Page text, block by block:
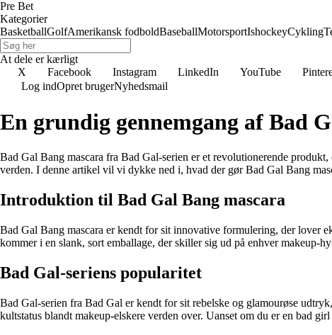
Pre Bet
Kategorier
BasketballGolfAmerikansk fodboldBaseballMotorsportIshockeyCykling
At dele er kærligt
X
Facebook Instagram LinkedIn YouTube
Log indOpret brugerNyhedsmail
En grundig gennemgang af Bad
Bad Gal Bang mascara fra Bad Gal-serien er et revolutionerende
verden. I denne artikel vil vi dykke ned i, hvad der gør Bad Gal Bang
Introduktion til Bad Gal Bang mascara
Bad Gal Bang mascara er kendt for sit innovative formulering, der lover
kommer i en slank, sort emballage, der skiller sig ud på enhver makeup-
Bad Gal-seriens popularitet
Bad Gal-serien fra Bad Gal er kendt for sit rebelske og glamourøse
kultstatus blandt makeup-elskere verden over. Uanset om du er en bad